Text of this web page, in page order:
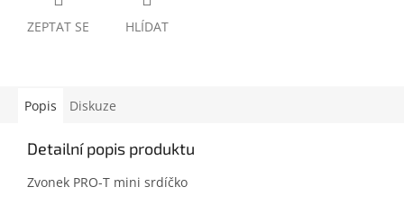
ZEPTAT SE HLÍDAT
Popis Diskuze
Detailní popis produktu
Zvonek PRO-T mini srdíčko